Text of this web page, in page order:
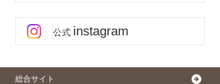
公式 instagram
総合サイト